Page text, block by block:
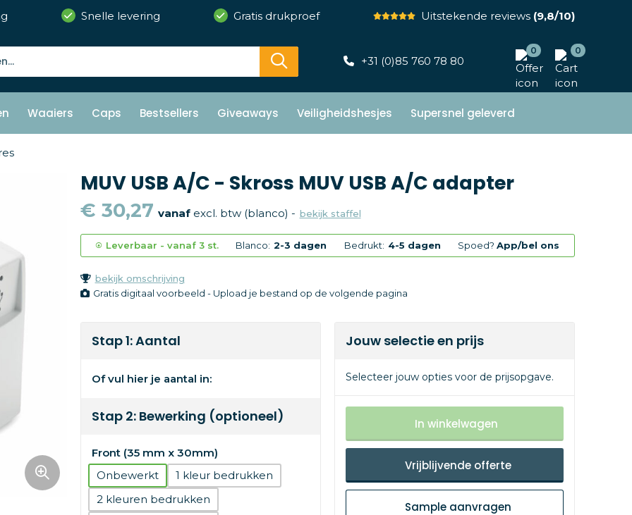
Snelle levering Gratis drukproef Uitstekende reviews(9,8/10)
+31 (0)85 760 78 80
0 0
Waaiers Caps Bestsellers Giveaways Veiligheidshesjes Supersnel geleverd
MUV USB A/C - Skross MUV USB A/C adapter
€ 30,27 vanafexcl. btw (blanco) - bekijk staffel
Leverbaar - vanaf 3 st. Blanco: 2-3 dagen Bedrukt: 4-5 dagen Spoed?App/bel ons
bekijk omschrijving
Gratis digitaal voorbeeld - Upload je bestand op de volgende pagina
Stap 1: Aantal
Of vul hier je aantal in:
Stap 2: Bewerking (optioneel)
Front (35 mm x 30mm)
Onbewerkt
1
2
Jouw selectie en prijs
Selecteer jouw opties voor de prijsopgave.
In winkelwagen
Vrijblijvende offerte
Sample aanvragen